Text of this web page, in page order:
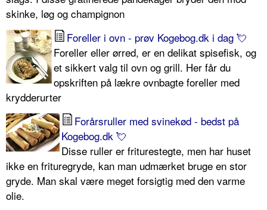
skinke, løg og champignon
Foreller i ovn - prøv Kogebog.dk i dag 💘
Foreller eller ørred, er en delikat spisefisk, og
et sikkert valg til ovn og grill. Her får du
opskriften på lækre ovnbagte foreller med
krydderurter
Forårsruller med svinekød - bedst på
Kogebog.dk 💘
Disse ruller er friturestegte, men har huset
ikke en frituregryde, kan man udmærket bruge en stor
gryde. Man skal være meget forsigtig med den varme
olie.